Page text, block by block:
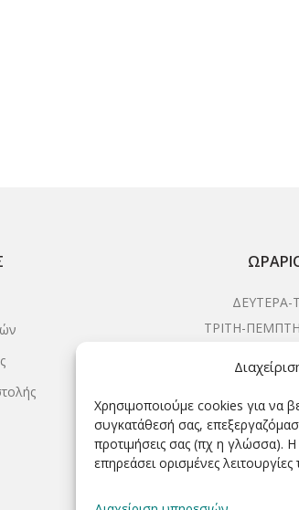
Χρησιμοποιούμε cookies για να
συγκατάθεσή σας,
προτιμήσεις σας (πχ η γλώσσα).
επηρεάσει ορισμένες
ΔΕΥΤΕΡΑ-
ΤΡΙΤΗ-
ΕΓΓΡΑΦΕΊΤΕ ΓΙΑ